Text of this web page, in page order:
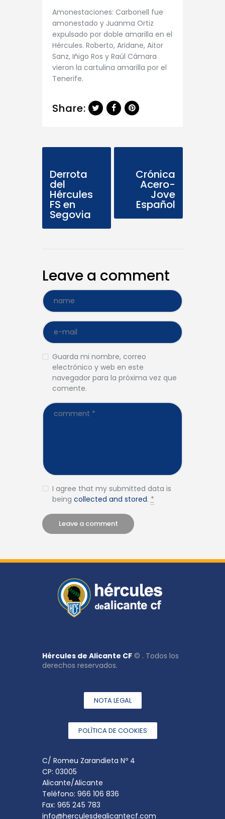
Amonestaciones: Carbonell fue
amonestado y Juanma Ortiz
expulsado por doble amarilla en el
Hércules. Roberto, Aridane, Aitor
Sanz, Iñigo Ros y Raúl Cámara
vieron la cartulina amarilla por el
Tenerife.
Share:
Derrota
del
Hércules
FS en
Segovia
Crónica
Acero-
Jove
Español
Leave a comment
Guarda mi nombre, correo
electrónico y web en este
navegador para la próxima vez que
comente.
I agree that my submitted data is
being collected and stored. *
Hércules de Alicante CF © . Todos los
derechos reservados.
NOTA LEGAL
POLÍTICA DE COOKIES
C/ Romeu Zarandieta Nº 4
CP: 03005
Alicante/Alicante
Teléfono: 966 106 836
Fax: 965 245 783
info@herculesdealicantecf.com